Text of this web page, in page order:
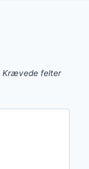
Krævede felter